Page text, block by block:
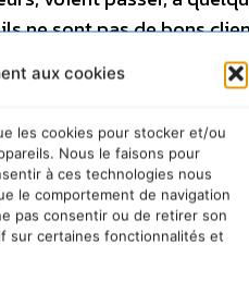
aux cookies
les cookies pour stocker et/ou
Nous le faisons pour
à ces technologies nous
le comportement de navigation
pas consentir ou de retirer son
sur certaines fonctionnalités et
ne sont pas de bons
centaines de réalisations à
que possible, de
multi fonctionnelles
de spiruline, irrigation et